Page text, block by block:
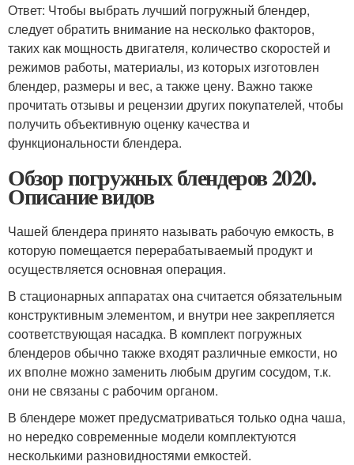
Ответ: Чтобы выбрать лучший погружный блендер,
следует обратить внимание на несколько факторов,
таких как мощность двигателя, количество скоростей и
режимов работы, материалы, из которых изготовлен
блендер, размеры и вес, а также цену. Важно также
прочитать отзывы и рецензии других покупателей, чтобы
получить объективную оценку качества и
функциональности блендера.
Обзор погружных блендеров 2020.
Описание видов
Чашей блендера принято называть рабочую емкость, в
которую помещается перерабатываемый продукт и
осуществляется основная операция.
В стационарных аппаратах она считается обязательным
конструктивным элементом, и внутри нее закрепляется
соответствующая насадка. В комплект погружных
блендеров обычно также входят различные емкости, но
их вполне можно заменить любым другим сосудом, т.к.
они не связаны с рабочим органом.
В блендере может предусматриваться только одна чаша,
но нередко современные модели комплектуются
несколькими разновидностями емкостей.